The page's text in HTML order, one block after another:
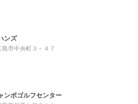
ンズ
市中央町３－４７
ンボゴルフセンター